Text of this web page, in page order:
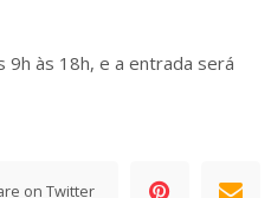
às 18h, e a entrada será
on Twitter